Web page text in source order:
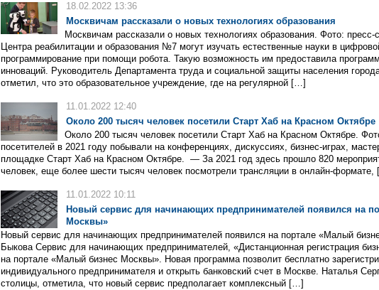
18.02.2022 13:36
Москвичам рассказали о новых технологиях образования
Москвичам рассказали о новых технологиях образования. Фото:
Центра реабилитации и образования №7 могут изучать естественные науки в
программирование при помощи робота. Такую возможность им предоставила
инноваций. Руководитель Департамента труда и социальной защиты населения
отметил, что это образовательное учреждение, где на регулярной […]
11.01.2022 12:40
Около 200 тысяч человек посетили Старт Хаб на Красном Октябре
Около 200 тысяч человек посетили Старт Хаб на Красном Октябре.
посетителей в 2021 году побывали на конференциях, дискуссиях, бизнес-играх,
площадке Старт Хаб на Красном Октябре. — За 2021 год здесь прошло 820
человек, еще более шести тысяч человек посмотрели трансляции в онлайн-
11.01.2022 10:11
Новый сервис для начинающих предпринимателей появился на
Москвы»
Новый сервис для начинающих предпринимателей появился на портале «Малый
Быкова Сервис для начинающих предпринимателей, «Дистанционная регистрация
на портале «Малый бизнес Москвы». Новая программа позволит бесплатно
индивидуального предпринимателя и открыть банковский счет в Москве. Наталья
столицы, отметила, что новый сервис предполагает комплексный […]